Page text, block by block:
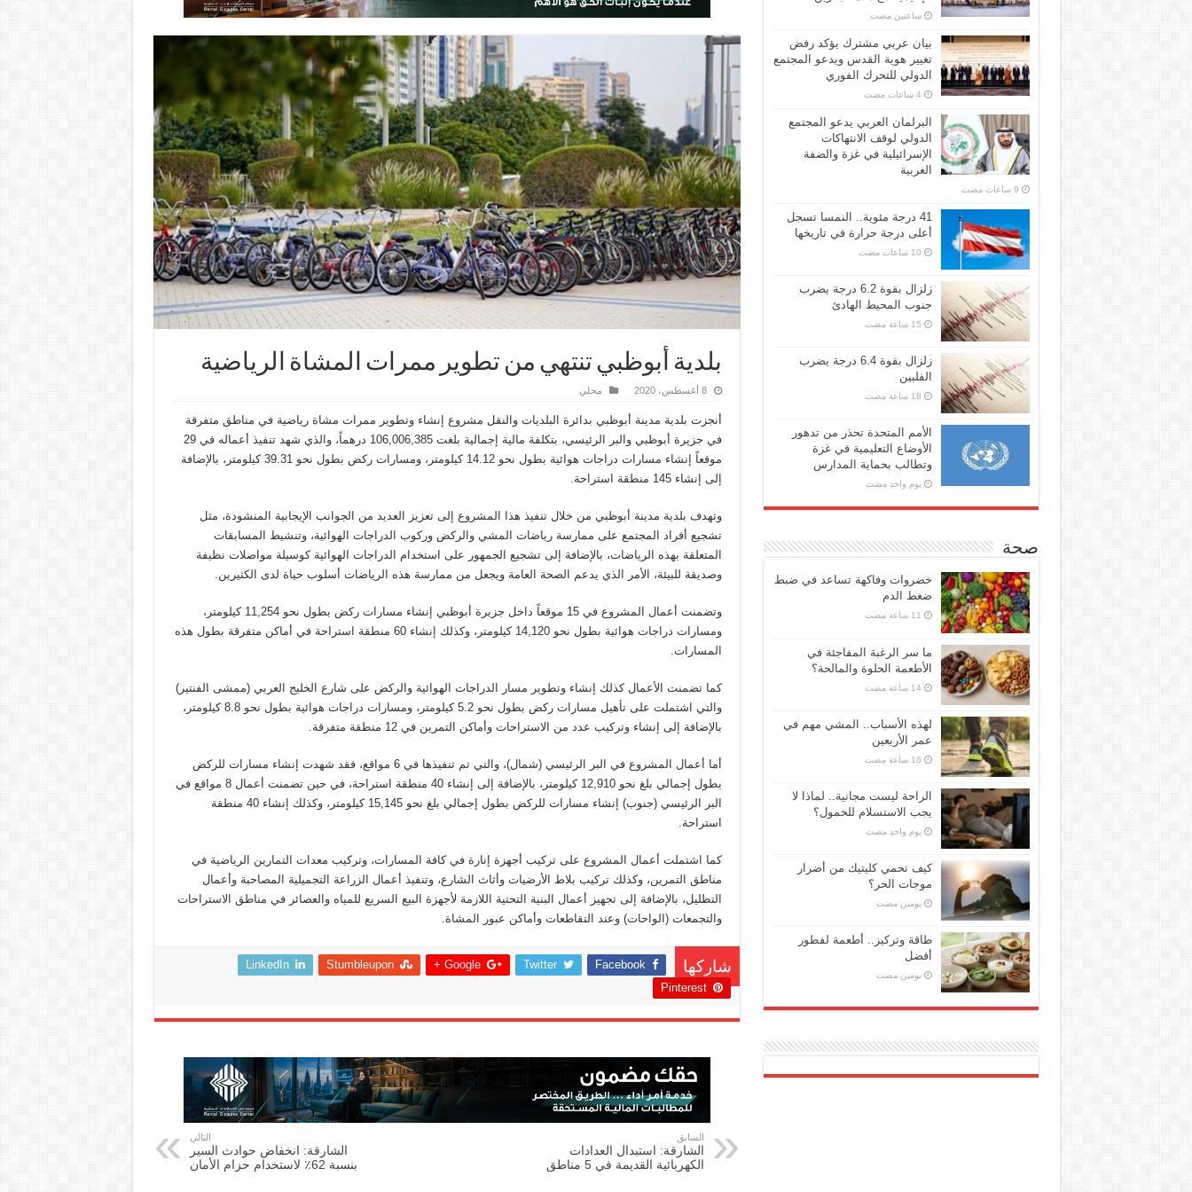
بلدية أبوظبي تنتهي من تطوير ممرات المشاة الرياضية
8 أغسطس، 2020 محلي
أنجزت بلدية مدينة أبوظبي بدائرة البلديات والنقل مشروع إنشاء وتطوير ممرات مشاة رياضية في مناطق متفرقة
في جزيرة أبوظبي والبر الرئيسي، بتكلفة مالية إجمالية بلغت 106,006,385 درهماً، والذي شهد تنفيذ أعماله في 29
موقعاً إنشاء مسارات دراجات هوائية بطول نحو 14.12 كيلومتر، ومسارات ركض بطول نحو 39.31 كيلومتر، بالإضافة
إلى إنشاء 145 منطقة استراحة.
وتهدف بلدية مدينة أبوظبي من خلال تنفيذ هذا المشروع إلى تعزيز العديد من الجوانب الإيجابية المنشودة، مثل
تشجيع أفراد المجتمع على ممارسة رياضات المشي والركض وركوب الدراجات الهوائية، وتنشيط المسابقات
المتعلقة بهذه الرياضات، بالإضافة إلى تشجيع الجمهور على استخدام الدراجات الهوائية كوسيلة مواصلات نظيفة
وصديقة للبيئة، الأمر الذي يدعم الصحة العامة ويجعل من ممارسة هذه الرياضات أسلوب حياة لدى الكثيرين.
وتضمنت أعمال المشروع في 15 موقعاً داخل جزيرة أبوظبي إنشاء مسارات ركض بطول نحو 11,254 كيلومتر،
ومسارات دراجات هوائية بطول نحو 14,120 كيلومتر، وكذلك إنشاء 60 منطقة استراحة في أماكن متفرقة بطول هذه
المسارات.
كما تضمنت الأعمال كذلك إنشاء وتطوير مسار الدراجات الهوائية والركض على شارع الخليج العربي (ممشى الفنتير)
والتي اشتملت على تأهيل مسارات ركض بطول نحو 5.2 كيلومتر، ومسارات دراجات هوائية بطول نحو 8.8 كيلومتر،
بالإضافة إلى إنشاء وتركيب عدد من الاستراحات وأماكن التمرين في 12 منطقة متفرقة.
أما أعمال المشروع في البر الرئيسي (شمال)، والتي تم تنفيذها في 6 مواقع، فقد شهدت إنشاء مسارات للركض
بطول إجمالي بلغ نحو 12,910 كيلومتر، بالإضافة إلى إنشاء 40 منطقة استراحة، في حين تضمنت أعمال 8 مواقع في
البر الرئيسي (جنوب) إنشاء مسارات للركض بطول إجمالي بلغ نحو 15,145 كيلومتر، وكذلك إنشاء 40 منطقة
استراحة.
كما اشتملت أعمال المشروع على تركيب أجهزة إنارة في كافة المسارات، وتركيب معدات التمارين الرياضية في
مناطق التمرين، وكذلك تركيب بلاط الأرضيات وأثاث الشارع، وتنفيذ أعمال الزراعة التجميلية المصاحبة وأعمال
التظليل، بالإضافة إلى تجهيز أعمال البنية التحتية اللازمة لأجهزة البيع السريع للمياه والعصائر في مناطق الاستراحات
والتجمعات (الواحات) وعند التقاطعات وأماكن عبور المشاة.
شاركها Facebook
Twitter
Google +
Stumbleupon
LinkedIn
Pinterest
السابق
الشارقة: استبدال العدادات
الكهربائية القديمة في 5 مناطق
التالي
الشارقة: انخفاض حوادث السير
بنسبة 62٪ لاستخدام حزام الأمان
‏ساعتين مضت
بيان عربي مشترك يؤكد رفض
تغيير هوية القدس ويدعو المجتمع
الدولي للتحرك الفوري
البرلمان العربي يدعو المجتمع
الدولي لوقف الانتهاكات
الإسرائيلية في غزة والضفة
الغربية
41 درجة مئوية.. النمسا تسجل
أعلى درجة حرارة في تاريخها
زلزال بقوة 6.2 درجة يضرب
جنوب المحيط الهادئ
زلزال بقوة 6.4 درجة يضرب
الفلبين
الأمم المتحدة تحذر من تدهور
الأوضاع التعليمية في غزة
وتطالب بحماية المدارس
‏يوم واحد مضت
صحة
خضروات وفاكهة تساعد في ضبط
ضغط الدم
ما سر الرغبة المفاجئة في
الأطعمة الحلوة والمالحة؟
لهذه الأسباب.. المشي مهم في
عمر الأربعين
الراحة ليست مجانية.. لماذا لا
يجب الاستسلام للخمول؟
‏يوم واحد مضت
كيف تحمي كليتيك من أضرار
موجات الحر؟
‏يومين مضت
طاقة وتركيز.. أطعمة لفطور
أفضل
‏يومين مضت